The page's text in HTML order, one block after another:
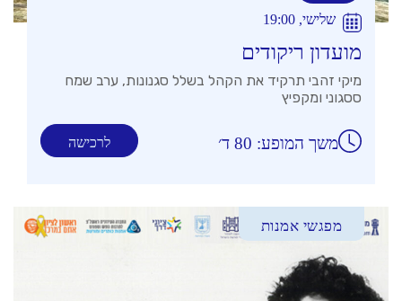
שלישי, 19:00
מועדון ריקודים
מיקי זהבי תרקיד את הקהל בשלל סגנונות, ערב שמח
ססגוני ומקפיץ
לרכישה משך המופע: 80 ד׳
מפגשי אמנות